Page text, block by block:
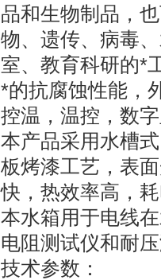
品和生物制品，
物、遗传、病毒
室、教育科研的*
*的抗腐蚀性能，
控温，温控，数
本产品采用水槽
板烤漆工艺，表
快，热效率高，
本水箱用于电线
电阻测试仪和耐
技术参数：